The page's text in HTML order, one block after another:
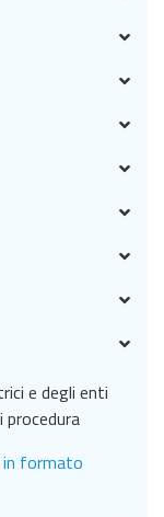
e degli enti
in formato